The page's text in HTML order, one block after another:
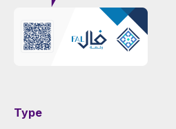
Type